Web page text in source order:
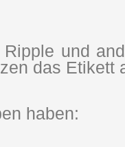
und
das Etikett
haben: